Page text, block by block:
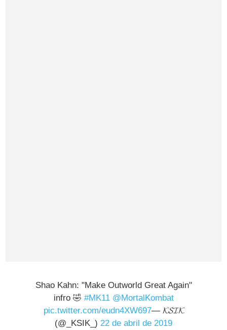
Shao Kahn: "Make Outworld Great Again"
infro 🤣 #MK11 @MortalKombat
pic.twitter.com/eudn4XW697— 𝓚𝓢𝓘𝓚
(@_KSIK_) 22 de abril de 2019